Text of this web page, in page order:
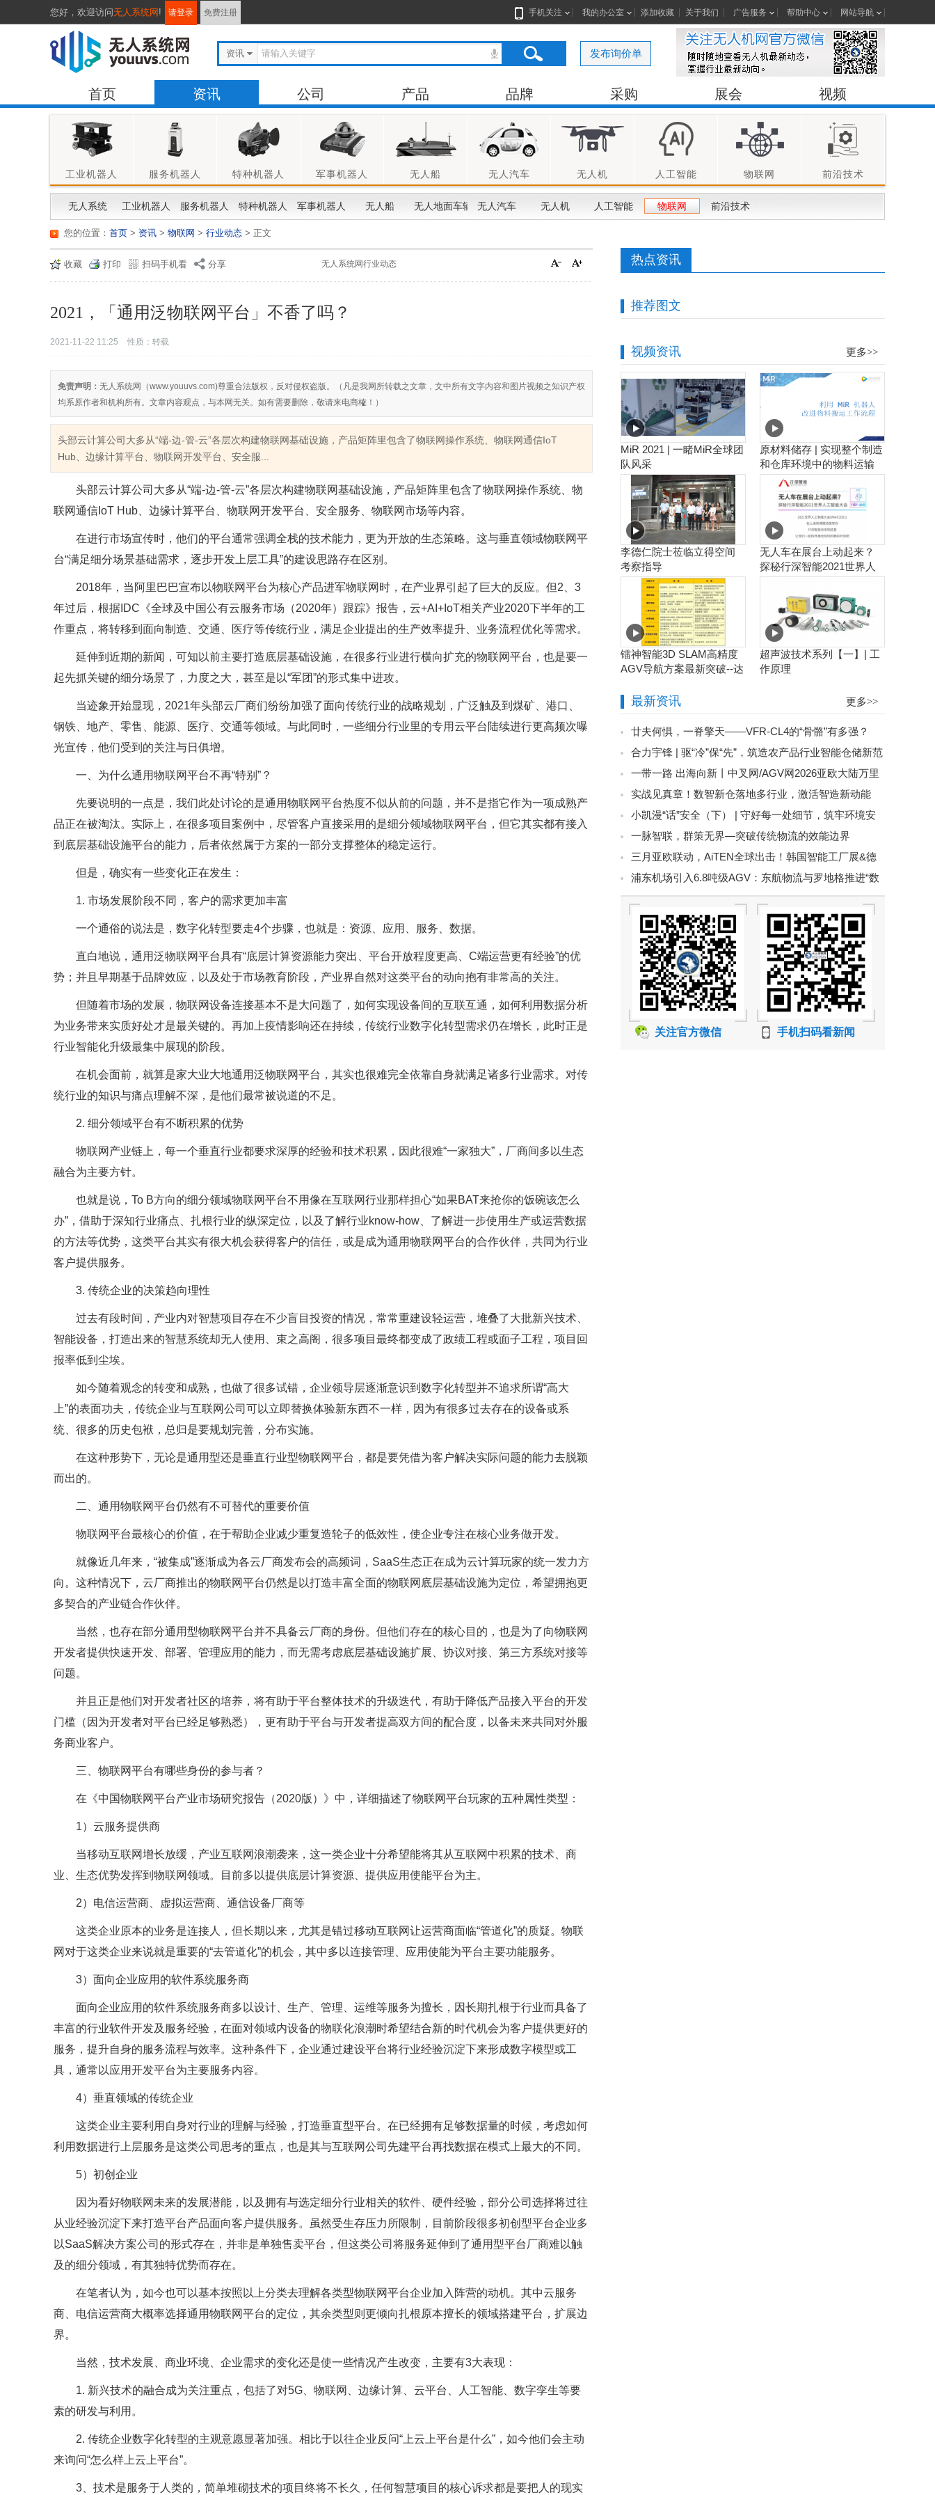
您好， 欢迎访问无人系统网 ! 请登录 免费注册 手机关注 我的办公室 添加收藏 关于我们 广告服务 帮助中心 网站导航
资讯 发布询价单
首页 资讯 公司 产品 品牌 采购 展会 视频
工业机器人 服务机器人 特种机器人 军事机器人 无人船 无人汽车 无人机 人工智能 物联网 前沿技术
无人系统 工业机器人 服务机器人 特种机器人 军事机器人 无人船 无人地面车辆 无人汽车 无人机 人工智能 物联网 前沿技术
您的位置： 首页 > 资讯 > 物联网 > 行业动态 > 正文
收藏 打印 扫码手机看 分享 无人系统网行业动态
2021，「通用泛物联网平台」不香了吗？
2021-11-22 11:25 性质：转载
免责声明： 无人系统网（www.youuvs.com)尊重合法版权，反对侵权盗版。（凡是我网所转载之文章，文中所有文字内容和图片视频之知识产权
均系原作者和机构所有。文章内容观点，与本网无关。如有需要删除，敬请来电商榷！）
头部云计算公司大多从“端-边-管-云”各层次构建物联网基础设施，产品矩阵里包含了物联网操作系统、物联网通信IoT
Hub、边缘计算平台、物联网开发平台、安全服...
头部云计算公司大多从“端-边-管-云”各层次构建物联网基础设施，产品矩阵里包含了物联网操作系统、物
联网通信IoT Hub、边缘计算平台、物联网开发平台、安全服务、物联网市场等内容。
在进行市场宣传时，他们的平台通常强调全栈的技术能力，更为开放的生态策略。这与垂直领域物联网平
台“满足细分场景基础需求，逐步开发上层工具”的建设思路存在区别。
2018年，当阿里巴巴宣布以物联网平台为核心产品进军物联网时，在产业界引起了巨大的反应。但2、3
年过后，根据IDC《全球及中国公有云服务市场（2020年）跟踪》报告，云+AI+IoT相关产业2020下半年的工
作重点，将转移到面向制造、交通、医疗等传统行业，满足企业提出的生产效率提升、业务流程优化等需求。
延伸到近期的新闻，可知以前主要打造底层基础设施，在很多行业进行横向扩充的物联网平台，也是要一
起先抓关键的细分场景了，力度之大，甚至是以“军团”的形式集中进攻。
当迹象开始显现，2021年头部云厂商们纷纷加强了面向传统行业的战略规划，广泛触及到煤矿、港口、
钢铁、地产、零售、能源、医疗、交通等领域。与此同时，一些细分行业里的专用云平台陆续进行更高频次曝
光宣传，他们受到的关注与日俱增。
一、为什么通用物联网平台不再“特别”？
先要说明的一点是，我们此处讨论的是通用物联网平台热度不似从前的问题，并不是指它作为一项成熟产
品正在被淘汰。实际上，在很多项目案例中，尽管客户直接采用的是细分领域物联网平台，但它其实都有接入
到底层基础设施平台的能力，后者依然属于方案的一部分支撑整体的稳定运行。
但是，确实有一些变化正在发生：
1. 市场发展阶段不同，客户的需求更加丰富
一个通俗的说法是，数字化转型要走4个步骤，也就是：资源、应用、服务、数据。
直白地说，通用泛物联网平台具有“底层计算资源能力突出、平台开放程度更高、C端运营更有经验”的优
势；并且早期基于品牌效应，以及处于市场教育阶段，产业界自然对这类平台的动向抱有非常高的关注。
但随着市场的发展，物联网设备连接基本不是大问题了，如何实现设备间的互联互通，如何利用数据分析
为业务带来实质好处才是最关键的。再加上疫情影响还在持续，传统行业数字化转型需求仍在增长，此时正是
行业智能化升级最集中展现的阶段。
在机会面前，就算是家大业大地通用泛物联网平台，其实也很难完全依靠自身就满足诸多行业需求。对传
统行业的知识与痛点理解不深，是他们最常被说道的不足。
2. 细分领域平台有不断积累的优势
物联网产业链上，每一个垂直行业都要求深厚的经验和技术积累，因此很难“一家独大”，厂商间多以生态
融合为主要方针。
也就是说，To B方向的细分领域物联网平台不用像在互联网行业那样担心“如果BAT来抢你的饭碗该怎么
办”，借助于深知行业痛点、扎根行业的纵深定位，以及了解行业know-how、了解进一步使用生产或运营数据
的方法等优势，这类平台其实有很大机会获得客户的信任，或是成为通用物联网平台的合作伙伴，共同为行业
客户提供服务。
3. 传统企业的决策趋向理性
过去有段时间，产业内对智慧项目存在不少盲目投资的情况，常常重建设轻运营，堆叠了大批新兴技术、
智能设备，打造出来的智慧系统却无人使用、束之高阁，很多项目最终都变成了政绩工程或面子工程，项目回
报率低到尘埃。
如今随着观念的转变和成熟，也做了很多试错，企业领导层逐渐意识到数字化转型并不追求所谓“高大
上”的表面功夫，传统企业与互联网公司可以立即替换体验新东西不一样，因为有很多过去存在的设备或系
统、很多的历史包袱，总归是要规划完善，分布实施。
在这种形势下，无论是通用型还是垂直行业型物联网平台，都是要凭借为客户解决实际问题的能力去脱颖
而出的。
二、通用物联网平台仍然有不可替代的重要价值
物联网平台最核心的价值，在于帮助企业减少重复造轮子的低效性，使企业专注在核心业务做开发。
就像近几年来，“被集成”逐渐成为各云厂商发布会的高频词，SaaS生态正在成为云计算玩家的统一发力方
向。这种情况下，云厂商推出的物联网平台仍然是以打造丰富全面的物联网底层基础设施为定位，希望拥抱更
多契合的产业链合作伙伴。
当然，也存在部分通用型物联网平台并不具备云厂商的身份。但他们存在的核心目的，也是为了向物联网
开发者提供快速开发、部署、管理应用的能力，而无需考虑底层基础设施扩展、协议对接、第三方系统对接等
问题。
并且正是他们对开发者社区的培养，将有助于平台整体技术的升级迭代，有助于降低产品接入平台的开发
门槛（因为开发者对平台已经足够熟悉），更有助于平台与开发者提高双方间的配合度，以备未来共同对外服
务商业客户。
三、物联网平台有哪些身份的参与者？
在《中国物联网平台产业市场研究报告（2020版）》中，详细描述了物联网平台玩家的五种属性类型：
1）云服务提供商
当移动互联网增长放缓，产业互联网浪潮袭来，这一类企业十分希望能将其从互联网中积累的技术、商
业、生态优势发挥到物联网领域。目前多以提供底层计算资源、提供应用使能平台为主。
2）电信运营商、虚拟运营商、通信设备厂商等
这类企业原本的业务是连接人，但长期以来，尤其是错过移动互联网让运营商面临“管道化”的质疑。物联
网对于这类企业来说就是重要的“去管道化”的机会，其中多以连接管理、应用使能为平台主要功能服务。
3）面向企业应用的软件系统服务商
面向企业应用的软件系统服务商多以设计、生产、管理、运维等服务为擅长，因长期扎根于行业而具备了
丰富的行业软件开发及服务经验，在面对领域内设备的物联化浪潮时希望结合新的时代机会为客户提供更好的
服务，提升自身的服务流程与效率。这种条件下，企业通过建设平台将行业经验沉淀下来形成数字模型或工
具，通常以应用开发平台为主要服务内容。
4）垂直领域的传统企业
这类企业主要利用自身对行业的理解与经验，打造垂直型平台。在已经拥有足够数据量的时候，考虑如何
利用数据进行上层服务是这类公司思考的重点，也是其与互联网公司先建平台再找数据在模式上最大的不同。
5）初创企业
因为看好物联网未来的发展潜能，以及拥有与选定细分行业相关的软件、硬件经验，部分公司选择将过往
从业经验沉淀下来打造平台产品面向客户提供服务。虽然受生存压力所限制，目前阶段很多初创型平台企业多
以SaaS解决方案公司的形式存在，并非是单独售卖平台，但这类公司将服务延伸到了通用型平台厂商难以触
及的细分领域，有其独特优势而存在。
在笔者认为，如今也可以基本按照以上分类去理解各类型物联网平台企业加入阵营的动机。其中云服务
商、电信运营商大概率选择通用物联网平台的定位，其余类型则更倾向扎根原本擅长的领域搭建平台，扩展边
界。
当然，技术发展、商业环境、企业需求的变化还是使一些情况产生改变，主要有3大表现：
1. 新兴技术的融合成为关注重点，包括了对5G、物联网、边缘计算、云平台、人工智能、数字孪生等要
素的研发与利用。
2. 传统企业数字化转型的主观意愿显著加强。相比于以往企业反问“上云上平台是什么”，如今他们会主动
来询问“怎么样上云上平台”。
3、技术是服务于人类的，简单堆砌技术的项目终将不长久，任何智慧项目的核心诉求都是要把人的现实
热点资讯
推荐图文
视频资讯 更多>>
MiR 2021 | 一睹MiR全球团
队风采
原材料储存 | 实现整个制造
和仓库环境中的物料运输
工作流程自动化
李德仁院士莅临立得空间
考察指导
无人车在展台上动起来？
探秘行深智能2021世界人
工智能大会
镭神智能3D SLAM高精度
AGV导航方案最新突破--达
超声波技术系列【一】| 工
作原理
最新资讯 更多>>
廿夫何惧，一脊擎天——VFR-CL4的“骨骼”有多强？
合力宇锋 | 驱“冷”保“先”，筑造农产品行业智能仓储新范
式 一带一路 出海向新丨中叉网/AGV网2026亚欧大陆万里
行在德国LogiMAT 2026正式启航
实战见真章！数智新仓落地多行业，激活智造新动能
小凯漫“话”安全（下） | 守好每一处细节，筑牢环境安
全线一脉智联，群策无界—突破传统物流的效能边界
三月亚欧联动，AiTEN全球出击！韩国智能工厂展&德
国LogiMAT，我们来了！
浦东机场引入6.8吨级AGV：东航物流与罗地格推进“数
据驱动”智慧货运枢纽
关注官方微信 手机扫码看新闻